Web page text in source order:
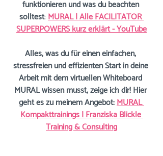
funktionieren und was du beachten
solltest: MURAL | Alle FACILITATOR
SUPERPOWERS kurz erklärt - YouTube
Alles, was du für einen einfachen,
stressfreien und effizienten Start in deine
Arbeit mit dem virtuellen Whiteboard
MURAL wissen musst, zeige ich dir! Hier
geht es zu meinem Angebot:MURAL
Kompakttrainings | Franziska Blickle
Training & Consulting